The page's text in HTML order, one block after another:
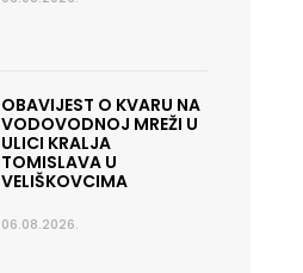
OBAVIJEST O KVARU NA
VODOVODNOJ MREŽI U
ULICI KRALJA
TOMISLAVA U
VELIŠKOVCIMA
06.08.2026.